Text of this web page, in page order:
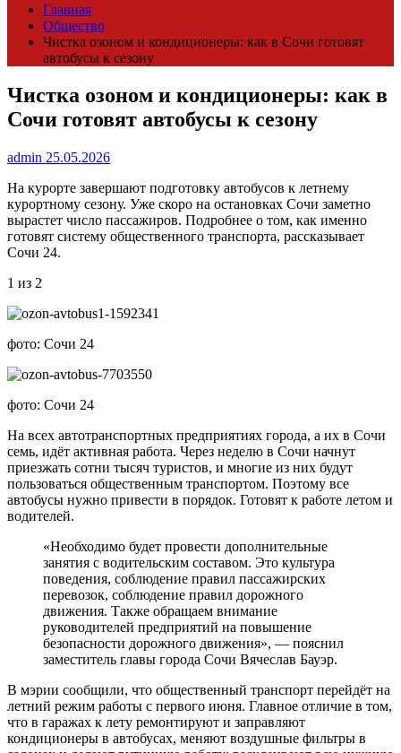
Главная
Общество
Чистка озоном и кондиционеры: как в Сочи готовят
автобусы к сезону
Чистка озоном и кондиционеры: как в
Сочи готовят автобусы к сезону
admin 25.05.2026
На курорте завершают подготовку автобусов к летнему
курортному сезону. Уже скоро на остановках Сочи заметно
вырастет число пассажиров. Подробнее о том, как именно
готовят систему общественного транспорта, рассказывает
Сочи 24.
1 из 2
фото: Сочи 24
фото: Сочи 24
На всех автотранспортных предприятиях города, а их в Сочи
семь, идёт активная работа. Через неделю в Сочи начнут
приезжать сотни тысяч туристов, и многие из них будут
пользоваться общественным транспортом. Поэтому все
автобусы нужно привести в порядок. Готовят к работе летом и
водителей.
«Необходимо будет провести дополнительные
занятия с водительским составом. Это культура
поведения, соблюдение правил пассажирских
перевозок, соблюдение правил дорожного
движения. Также обращаем внимание
руководителей предприятий на повышение
безопасности дорожного движения», — пояснил
заместитель главы города Сочи Вячеслав Бауэр.
В мэрии сообщили, что общественный транспорт перейдёт на
летний режим работы с первого июня. Главное отличие в том,
что в гаражах к лету ремонтируют и заправляют
кондиционеры в автобусах, меняют воздушные фильтры в